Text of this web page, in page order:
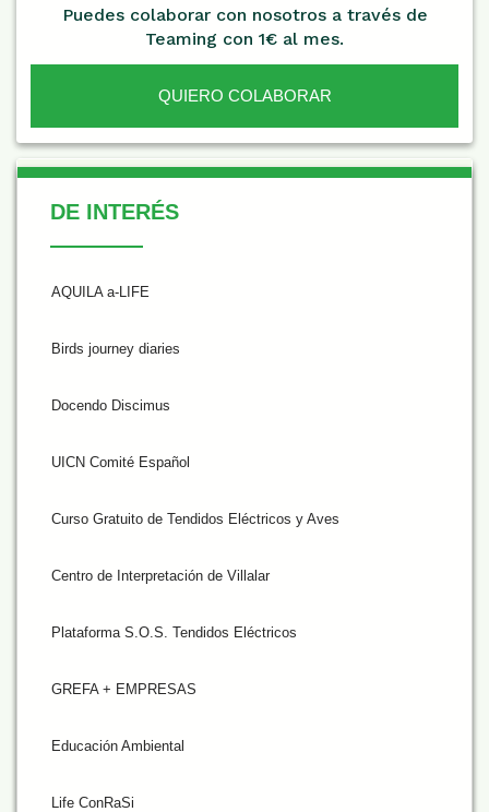
Puedes colaborar con nosotros a través de
Teaming con 1€ al mes.
QUIERO COLABORAR
De Interés
DE INTERÉS
AQUILA a-LIFE
Birds journey diaries
Docendo Discimus
UICN Comité Español
Curso Gratuito de Tendidos Eléctricos y Aves
Centro de Interpretación de Villalar
Plataforma S.O.S. Tendidos Eléctricos
GREFA + EMPRESAS
Educación Ambiental
Life ConRaSi